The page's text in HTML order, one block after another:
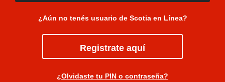
¿Aún no tenés usuario de Scotia en Línea?
Registrate aquí
¿Olvidaste tu PIN o contraseña?